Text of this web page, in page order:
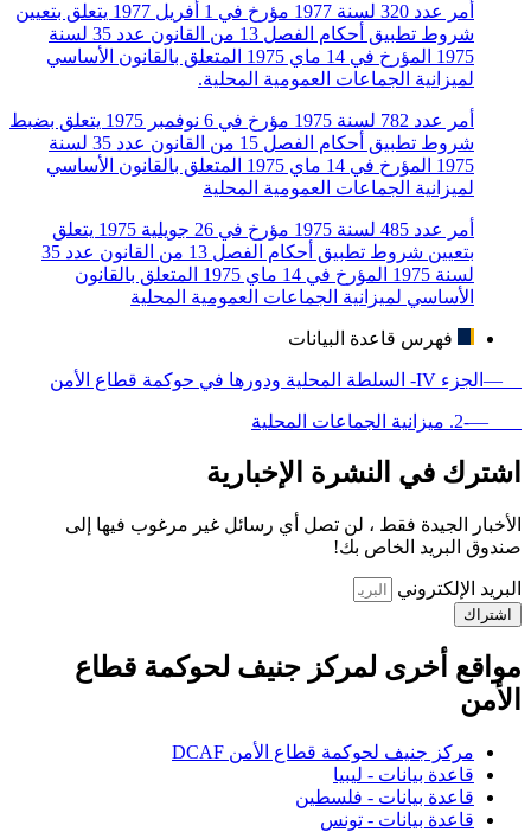
أمر عدد 320 لسنة 1977 مؤرخ في 1 أفريل 1977 يتعلق بتعيين
شروط تطبيق أحكام الفصل 13 من القانون عدد 35 لسنة
1975 المؤرخ في 14 ماي 1975 المتعلق بالقانون الأساسي
لميزانية الجماعات العمومية المحلية.
أمر عدد 782 لسنة 1975 مؤرخ في 6 نوفمبر 1975 يتعلق بضبط
شروط تطبيق أحكام الفصل 15 من القانون عدد 35 لسنة
1975 المؤرخ في 14 ماي 1975 المتعلق بالقانون الأساسي
لميزانية الجماعات العمومية المحلية
أمر عدد 485 لسنة 1975 مؤرخ في 26 جويلية 1975 يتعلق
بتعيين شروط تطبيق أحكام الفصل 13 من القانون عدد 35
لسنة 1975 المؤرخ في 14 ماي 1975 المتعلق بالقانون
الأساسي لميزانية الجماعات العمومية المحلية
فهرس قاعدة البيانات
—الجزء IV- السلطة المحلية ودورها في حوكمة قطاع الأمن
—-2. ميزانية الجماعات المحلية
اشترك في النشرة الإخبارية
الأخبار الجيدة فقط ، لن تصل أي رسائل غير مرغوب فيها إلى
صندوق البريد الخاص بك!
البريد الإلكتروني
اشتراك
مواقع أخرى لمركز جنيف لحوكمة قطاع
الأمن
مركز جنيف لحوكمة قطاع الأمن DCAF
قاعدة بيانات - ليبيا
قاعدة بيانات - فلسطين
قاعدة بيانات - تونس